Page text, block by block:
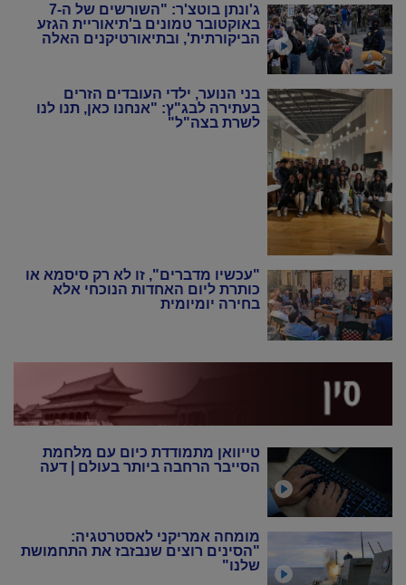
ג'ונתן בוטצ'ר: "השורשים של ה-7
באוקטובר טמונים ב'תיאוריית הגזע
הביקורתית', ובתיאורטיקנים האלה
בני הנוער, ילדי העובדים הזרים
בעתירה לבג"ץ: "אנחנו כאן, תנו לנו
לשרת בצה"ל"
"עכשיו מדברים", זו לא רק סיסמא או
כותרת ליום האחדות הנוכחי אלא
בחירה יומיומית
טייוואן מתמודדת כיום עם מלחמת
הסייבר הרחבה ביותר בעולם | דעה
מומחה אמריקני לאסטרטגיה:
"הסינים רוצים שנבזבז את התחמושת
שלנו"